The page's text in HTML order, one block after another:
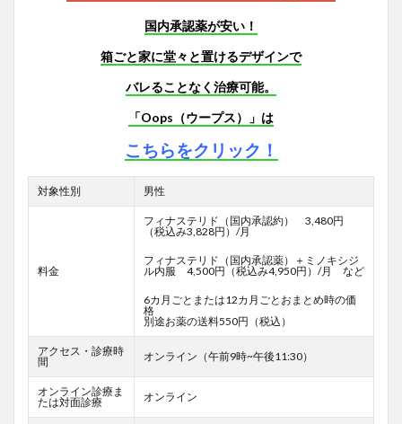
国内承認薬が安い！
箱ごと家に堂々と置けるデザインで
バレることなく治療可能。
「Oops（ウープス）」は
こちらをクリック！
対象性別 男性
料金
フィナステリド（国内承認約） 3,480円
（税込み3,828円）/月
フィナステリド（国内承認薬）＋ミノキシジ
ル内服 4,500円（税込み4,950円）/月 など
6カ月ごとまたは12カ月ごとおまとめ時の価
格
別途お薬の送料550円（税込）
アクセス・診療時
間
オンライン（午前9時~午後11:30）
オンライン診療ま
たは対面診療
オンライン